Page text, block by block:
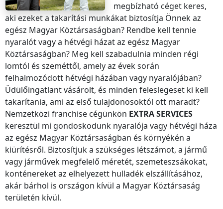
megbízható céget keres,
aki ezeket a takarítási munkákat biztosítja Önnekaz
egész Magyar Köztársaságban? Rendbe kell tennie
nyaralót vagy a hétvégi házataz egész Magyar
Köztársaságban? Meg kell szabadulnia minden régi
lomtól és szeméttől, amely az évek során
felhalmozódott hétvégi házában vagy nyaralójában?
Üdülőingatlant vásárolt, és minden feleslegeset ki kell
takarítania, ami az első tulajdonosoktól ott maradt?
Nemzetközi franchise cégünkön EXTRA SERVICES
keresztül mi gondoskodunk nyaralója vagy hétvégi háza
az egész Magyar Köztársaságban és környékén a
kiürítésről. Biztosítjuk a szükséges létszámot, a jármű
vagy járművek megfelelő méretét, szemeteszsákokat,
konténereket az elhelyezett hulladék elszállításához,
akár bárhol is országon kívül a Magyar Köztársaság
területén kívül.